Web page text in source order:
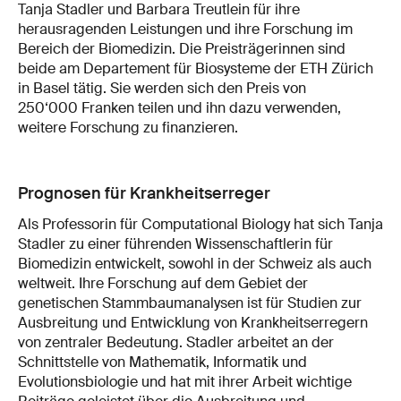
Tanja Stadler und Barbara Treutlein für ihre
herausragenden Leistungen und ihre Forschung im
Bereich der Biomedizin. Die Preisträgerinnen sind
beide am Departement für Biosysteme der ETH Zürich
in Basel tätig. Sie werden sich den Preis von
250‘000 Franken teilen und ihn dazu verwenden,
weitere Forschung zu finanzieren.
Prognosen für Krankheitserreger
Als Professorin für Computational Biology hat sich Tanja
Stadler zu einer führenden Wissenschaftlerin für
Biomedizin entwickelt, sowohl in der Schweiz als auch
weltweit. Ihre Forschung auf dem Gebiet der
genetischen Stammbaumanalysen ist für Studien zur
Ausbreitung und Entwicklung von Krankheitserregern
von zentraler Bedeutung. Stadler arbeitet an der
Schnittstelle von Mathematik, Informatik und
Evolutionsbiologie und hat mit ihrer Arbeit wichtige